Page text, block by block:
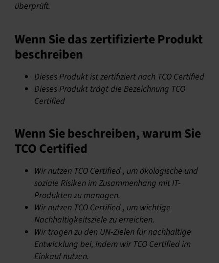
überprüft.
Wenn Sie das zertifizierte Produkt
beschreiben
Dieses Produkt ist zertifiziert nach TCO Certified
Dieses Produkt trägt die Bezeichnung TCO
Certified
Wenn Sie beschreiben, warum Sie
TCO Certified
Wir nutzen TCO Certified , um ökologische und
soziale Risiken im Zusammenhang mit IT-
Produkten zu managen.
Wir nutzen TCO Certified , um wichtige
Nachhaltigkeitsziele zu erreichen.
Wir tragen zu den UN-Zielen für nachhaltige
Entwicklung bei, indem wir TCO Certified im
Einkauf nutzen.